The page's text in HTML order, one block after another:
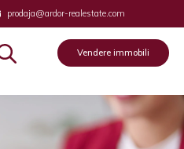
prodaja@ardor-realestate.com
Vendere immobili